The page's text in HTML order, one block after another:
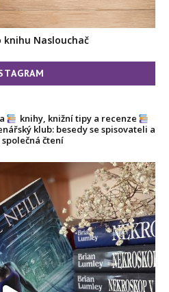
knihu Naslouchač
knihy, knižní tipy a recenze
klub: besedy se spisovateli a
společná čtení